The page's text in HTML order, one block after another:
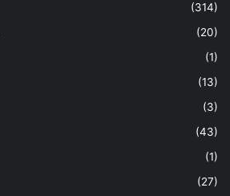
(314)
(20)
(1)
(13)
(3)
(43)
(1)
(27)